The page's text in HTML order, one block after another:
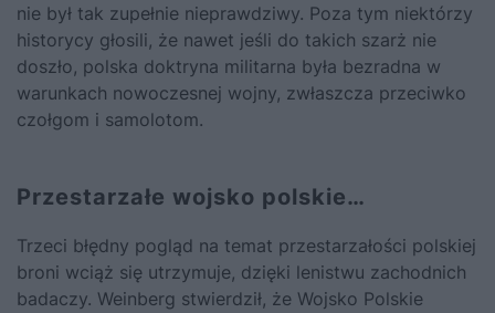
nie był tak zupełnie nieprawdziwy. Poza tym niektórzy
historycy głosili, że nawet jeśli do takich szarż nie
doszło, polska doktryna militarna była bezradna w
warunkach nowoczesnej wojny, zwłaszcza przeciwko
czołgom i samolotom.
Przestarzałe wojsko polskie…
Trzeci błędny pogląd na temat przestarzałości polskiej
broni wciąż się utrzymuje, dzięki lenistwu zachodnich
badaczy. Weinberg stwierdził, że Wojsko Polskie